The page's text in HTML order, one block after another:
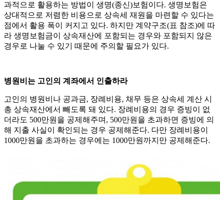
과적으로 활용하는 방법이 생명(종신)보험이다. 생명보험은
상대적으로 저렴한 비용으로 상속세 재원을 마련할 수 있다는
점에서 활용 폭이 커지고 있다. 하지만 계약구조(표 참조)에 따
라 생명보험금이 상속재산에 포함되는 경우와 포함되지 않은
경우로 나눌 수 있기 때문에 주의할 필요가 있다.
병원비는 고인의 계좌에서 인출하라
고인의 병원비나 공과금, 장례비용, 채무 등은 상속세 계산 시
총 상속재산에서 빼도록 돼 있다. 장례비용의 경우 증빙이 없
더라도 500만원을 공제해주며, 500만원을 초과하면 증빙에 의
해 지출 사실이 확인되는 경우 공제해준다. 다만 장례비용이
1000만원을 초과하는 경우에는 1000만원까지만 공제해준다.